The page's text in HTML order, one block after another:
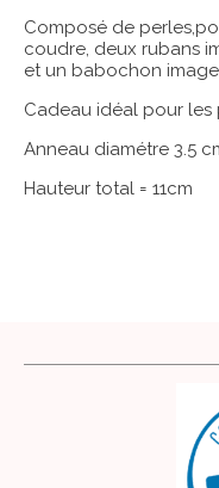
Composé de
coudre, deux rubans
et un babochon
Cadeau idéal pour
Anneau diamétre 3.5
Hauteur total = 11cm